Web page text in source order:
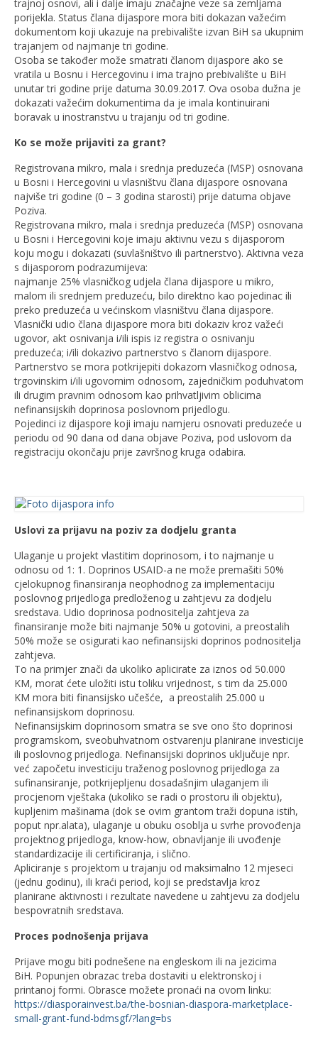
trajnoj osnovi, ali i dalje imaju značajne veze sa zemljama
porijekla. Status člana dijaspore mora biti dokazan važećim
dokumentom koji ukazuje na prebivalište izvan BiH sa ukupnim
trajanjem od najmanje tri godine.
Osoba se također može smatrati članom dijaspore ako se
vratila u Bosnu i Hercegovinu i ima trajno prebivalište u BiH
unutar tri godine prije datuma 30.09.2017. Ova osoba dužna je
dokazati važećim dokumentima da je imala kontinuirani
boravak u inostranstvu u trajanju od tri godine.
Ko se može prijaviti za grant?
Registrovana mikro, mala i srednja preduzeća (MSP) osnovana
u Bosni i Hercegovini u vlasništvu člana dijaspore osnovana
najviše tri godine (0 – 3 godina starosti) prije datuma objave
Poziva.
Registrovana mikro, mala i srednja preduzeća (MSP) osnovana
u Bosni i Hercegovini koje imaju aktivnu vezu s dijasporom
koju mogu i dokazati (suvlašništvo ili partnerstvo). Aktivna veza
s dijasporom podrazumijeva:
najmanje 25% vlasničkog udjela člana dijaspore u mikro,
malom ili srednjem preduzeću, bilo direktno kao pojedinac ili
preko preduzeća u većinskom vlasništvu člana dijaspore.
Vlasnički udio člana dijaspore mora biti dokaziv kroz važeći
ugovor, akt osnivanja i/ili ispis iz registra o osnivanju
preduzeća; i/ili dokazivo partnerstvo s članom dijaspore.
Partnerstvo se mora potkrijepiti dokazom vlasničkog odnosa,
trgovinskim i/ili ugovornim odnosom, zajedničkim poduhvatom
ili drugim pravnim odnosom kao prihvatljivim oblicima
nefinansijskih doprinosa poslovnom prijedlogu.
Pojedinci iz dijaspore koji imaju namjeru osnovati preduzeće u
periodu od 90 dana od dana objave Poziva, pod uslovom da
registraciju okončaju prije završnog kruga odabira.
Uslovi za prijavu na poziv za dodjelu granta
Ulaganje u projekt vlastitim doprinosom, i to najmanje u
odnosu od 1: 1. Doprinos USAID-a ne može premašiti 50%
cjelokupnog finansiranja neophodnog za implementaciju
poslovnog prijedloga predloženog u zahtjevu za dodjelu
sredstava. Udio doprinosa podnositelja zahtjeva za
finansiranje može biti najmanje 50% u gotovini, a preostalih
50% može se osigurati kao nefinansijski doprinos podnositelja
zahtjeva.
To na primjer znači da ukoliko aplicirate za iznos od 50.000
KM, morat ćete uložiti istu toliku vrijednost, s tim da 25.000
KM mora biti finansijsko učešće, a preostalih 25.000 u
nefinansijskom doprinosu.
Nefinansijskim doprinosom smatra se sve ono što doprinosi
programskom, sveobuhvatnom ostvarenju planirane investicije
ili poslovnog prijedloga. Nefinansijski doprinos uključuje npr.
već započetu investiciju traženog poslovnog prijedloga za
sufinansiranje, potkrijepljenu dosadašnjim ulaganjem ili
procjenom vještaka (ukoliko se radi o prostoru ili objektu),
kupljenim mašinama (dok se ovim grantom traži dopuna istih,
poput npr.alata), ulaganje u obuku osoblja u svrhe provođenja
projektnog prijedloga, know-how, obnavljanje ili uvođenje
standardizacije ili certificiranja, i slično.
Apliciranje s projektom u trajanju od maksimalno 12 mjeseci
(jednu godinu), ili kraći period, koji se predstavlja kroz
planirane aktivnosti i rezultate navedene u zahtjevu za dodjelu
bespovratnih sredstava.
Proces podnošenja prijava
Prijave mogu biti podnešene na engleskom ili na jezicima
BiH. Popunjen obrazac treba dostaviti u elektronskoj i
printanoj formi. Obrasce možete pronaći na ovom linku:
https://diasporainvest.ba/the-bosnian-diaspora-marketplace-
small-grant-fund-bdmsgf/?lang=bs